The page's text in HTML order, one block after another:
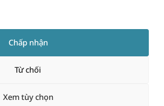
Chấp nhận
Từ chối
Xem tùy chọn